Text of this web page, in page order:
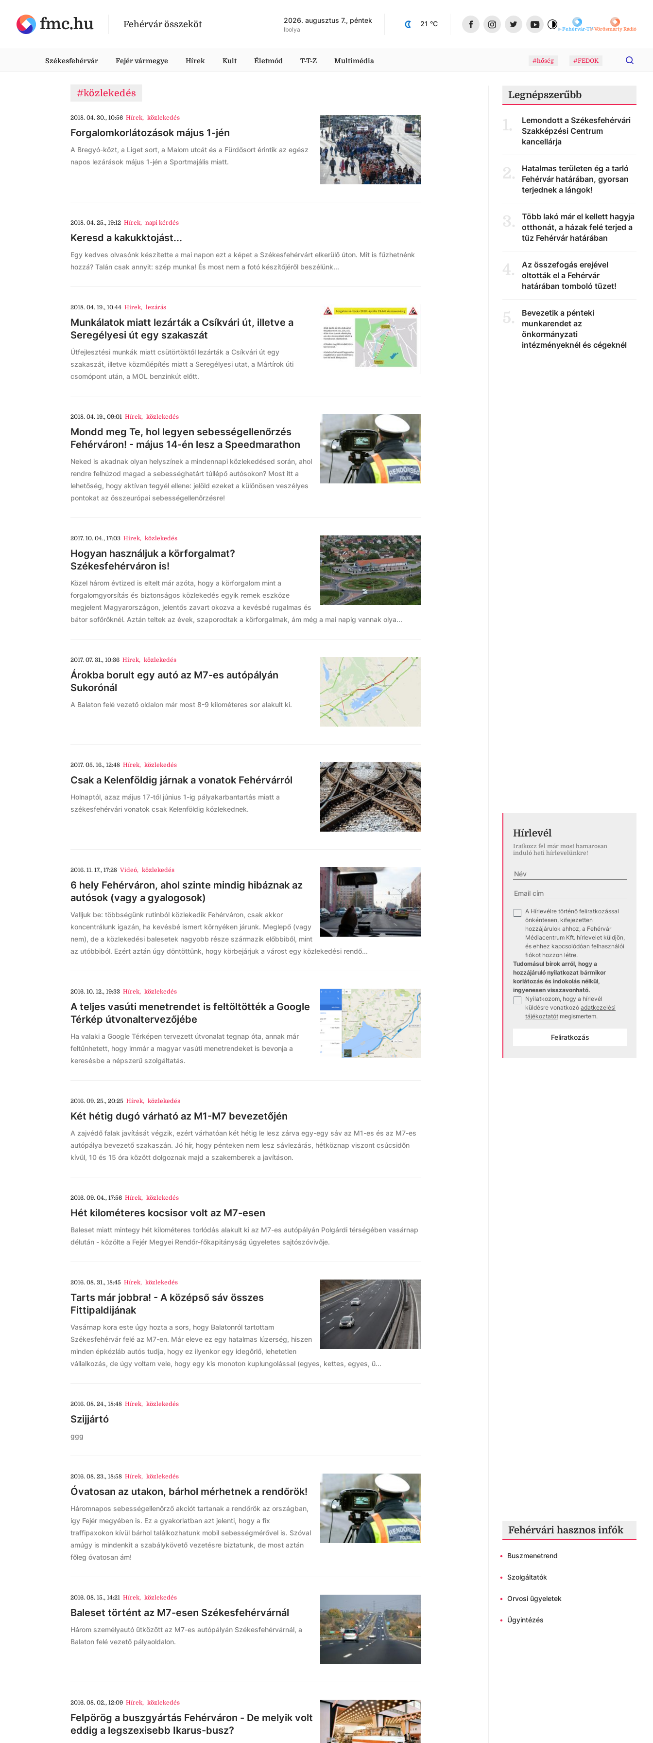
fmc.hu Fehérvár összeköt 2026. augusztus 7., péntek
Ibolya
21 °C
Fehérvár-TVVörösmarty Rádió
Székesfehérvár Fejér vármegye Hírek Kult Életmód T-T-Z Multimédia #hőség #FEDOK
#közlekedés
2018. 04. 30., 10:56 Hírek, közlekedés
Forgalomkorlátozások május 1-jén
A Bregyó-közt, a Liget sort, a Malom utcát és a Fürdősort érintik az egész
napos lezárások május 1-jén a Sportmajális miatt.
2018. 04. 25., 19:12 Hírek, napi kérdés
Keresd a kakukktojást...
Egy kedves olvasónk készítette a mai napon ezt a képet a Székesfehérvárt elkerülő úton. Mit is fűzhetnénk
hozzá? Talán csak annyit: szép munka! És most nem a fotó készítőjéről beszélünk...
2018. 04. 19., 10:44 Hírek, lezárás
Munkálatok miatt lezárták a Csíkvári út, illetve a
Seregélyesi út egy szakaszát
Útfejlesztési munkák miatt csütörtöktől lezárták a Csíkvári út egy
szakaszát, illetve közműépítés miatt a Seregélyesi utat, a Mártírok úti
csomópont után, a MOL benzinkút előtt.
2018. 04. 19., 09:01 Hírek, közlekedés
Mondd meg Te, hol legyen sebességellenőrzés
Fehérváron! - május 14-én lesz a Speedmarathon
Neked is akadnak olyan helyszínek a mindennapi közlekedésed során, ahol
rendre felhúzod magad a sebességhatárt túllépő autósokon? Most itt a
lehetőség, hogy aktívan tegyél ellene: jelöld ezeket a különösen veszélyes
pontokat az összeurópai sebességellenőrzésre!
2017. 10. 04., 17:03 Hírek, közlekedés
Hogyan használjuk a körforgalmat?
Székesfehérváron is!
Közel három évtized is eltelt már azóta, hogy a körforgalom mint a
forgalomgyorsítás és biztonságos közlekedés egyik remek eszköze
megjelent Magyarországon, jelentős zavart okozva a kevésbé rugalmas és
bátor sofőröknél. Aztán teltek az évek, szaporodtak a körforgalmak, ám még a mai napig vannak olya...
2017. 07. 31., 10:36 Hírek, közlekedés
Árokba borult egy autó az M7-es autópályán
Sukorónál
A Balaton felé vezető oldalon már most 8-9 kilométeres sor alakult ki.
2017. 05. 16., 12:48 Hírek, közlekedés
Csak a Kelenföldig járnak a vonatok Fehérvárról
Holnaptól, azaz május 17-től június 1-ig pályakarbantartás miatt a
székesfehérvári vonatok csak Kelenföldig közlekednek.
2016. 11. 17., 17:28 Videó, közlekedés
6 hely Fehérváron, ahol szinte mindig hibáznak az
autósok (vagy a gyalogosok)
Valljuk be: többségünk rutinból közlekedik Fehérváron, csak akkor
koncentrálunk igazán, ha kevésbé ismert környéken járunk. Meglepő (vagy
nem), de a közlekedési balesetek nagyobb része származik előbbiből, mint
az utóbbiból. Ezért aztán úgy döntöttünk, hogy körbejárjuk a várost egy közlekedési rendő...
2016. 10. 12., 19:33 Hírek, közlekedés
A teljes vasúti menetrendet is feltöltötték a Google
Térkép útvonaltervezőjébe
Ha valaki a Google Térképen tervezett útvonalat tegnap óta, annak már
feltűnhetett, hogy immár a magyar vasúti menetrendeket is bevonja a
keresésbe a népszerű szolgáltatás.
2016. 09. 25., 20:25 Hírek, közlekedés
Két hétig dugó várható az M1-M7 bevezetőjén
A zajvédő falak javítását végzik, ezért várhatóan két hétig le lesz zárva egy-egy sáv az M1-es és az M7-es
autópálya bevezető szakaszán. Jó hír, hogy pénteken nem lesz sávlezárás, hétköznap viszont csúcsidőn
kívül, 10 és 15 óra között dolgoznak majd a szakemberek a javításon.
2016. 09. 04., 17:56 Hírek, közlekedés
Hét kilométeres kocsisor volt az M7-esen
Baleset miatt mintegy hét kilométeres torlódás alakult ki az M7-es autópályán Polgárdi térségében vasárnap
délután - közölte a Fejér Megyei Rendőr-főkapitányság ügyeletes sajtószóvivője.
2016. 08. 31., 18:45 Hírek, közlekedés
Tarts már jobbra! - A középső sáv összes
Fittipaldijának
Vasárnap kora este úgy hozta a sors, hogy Balatonról tartottam
Székesfehérvár felé az M7-en. Már eleve ez egy hatalmas lúzerség, hiszen
minden épkézláb autós tudja, hogy ez ilyenkor egy idegőrlő, lehetetlen
vállalkozás, de úgy voltam vele, hogy egy kis monoton kuplungolással (egyes, kettes, egyes, ü...
2016. 08. 24., 18:48 Hírek, közlekedés
Szijjártó
ggg
2016. 08. 23., 18:58 Hírek, közlekedés
Óvatosan az utakon, bárhol mérhetnek a rendőrök!
Háromnapos sebességellenőrző akciót tartanak a rendőrök az országban,
így Fejér megyében is. Ez a gyakorlatban azt jelenti, hogy a fix
traffipaxokon kívül bárhol találkozhatunk mobil sebességmérővel is. Szóval
amúgy is mindenkit a szabálykövető vezetésre biztatunk, de most aztán
főleg óvatosan ám!
2016. 08. 15., 14:21 Hírek, közlekedés
Baleset történt az M7-esen Székesfehérvárnál
Három személyautó ütközött az M7-es autópályán Székesfehérvárnál, a
Balaton felé vezető pályaoldalon.
2016. 08. 02., 12:09 Hírek, közlekedés
Felpörög a buszgyártás Fehérváron - De melyik volt
eddig a legszexisebb Ikarus-busz?
Legnépszerűbb
1.
Lemondott a Székesfehérvári
Szakképzési Centrum
kancellárja
2.
Hatalmas területen ég a tarló
Fehérvár határában, gyorsan
terjednek a lángok!
3.
Több lakó már el kellett hagyja
otthonát, a házak felé terjed a
tűz Fehérvár határában
4.
Az összefogás erejével
oltották el a Fehérvár
határában tomboló tüzet!
5.
Bevezetik a pénteki
munkarendet az
önkormányzati
intézményeknél és cégeknél
Hírlevél
Iratkozz fel már most hamarosan
induló heti hírlevelünkre!
A Hírlevélre történő feliratkozással
önkéntesen, kifejezetten
hozzájárulok ahhoz, a Fehérvár
Médiacentrum Kft. hírlevelet küldjön,
és ehhez kapcsolódóan felhasználói
fiókot hozzon létre.
Tudomásul bírok arról, hogy a
hozzájáruló nyilatkozat bármikor
korlátozás és indokolás nélkül,
ingyenesen visszavonható.
Nyilatkozom, hogy a hírlevél
küldésre vonatkozó adatkezelési
tájékoztatót megismertem.
Feliratkozás
Fehérvári hasznos infók
• Buszmenetrend
• Szolgáltatók
• Orvosi ügyeletek
• Ügyintézés